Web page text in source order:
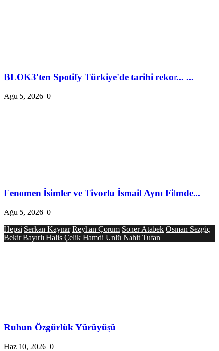
BLOK3'ten Spotify Türkiye'de tarihi rekor... ...
Ağu 5, 2026 0
Fenomen İsimler ve Tivorlu İsmail Aynı Filmde...
Ağu 5, 2026 0
Hepsi Serkan Kaynar Reyhan Çorum Soner Atabek Osman Sezgiç
Bekir Bayırlı Halis Çelik Hamdi Ünlü Nahit Tufan
Ruhun Özgürlük Yürüyüşü
Haz 10, 2026 0